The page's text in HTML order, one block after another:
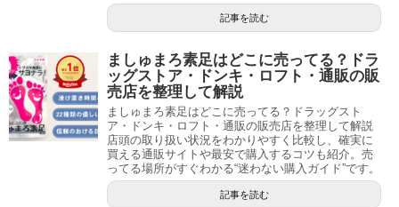
記事を読む
ましゅまろ素足はどこに売ってる？ドラ
ッグストア・ドンキ・ロフト・通販の販
売店を整理して解説
ましゅまろ素足はどこに売ってる？ドラッグスト
ア・ドンキ・ロフト・通販の販売店を整理して解説
店頭の取り扱い状況をわかりやすく比較し、確実に
買える通販サイトや最安で購入するコツも紹介。売
ってる場所がすぐわかる“迷わない購入ガイド”です。
記事を読む